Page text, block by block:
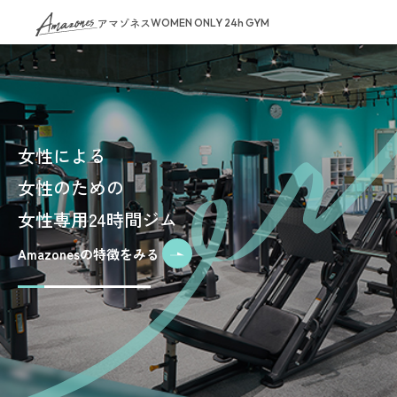
アマゾネスWOMEN ONLY 24h GYM
女性による
女性のための
女性専用24時間ジム
Amazonesの特徴をみる